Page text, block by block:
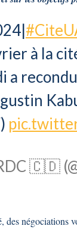
à la
a
🇨🇩
négociations